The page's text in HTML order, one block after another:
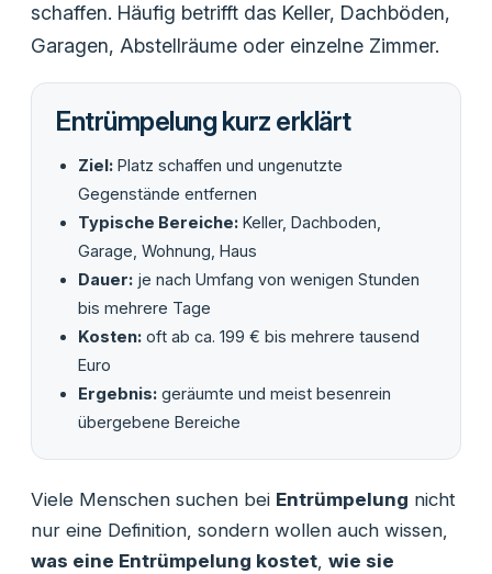
schaffen. Häufig betrifft das Keller, Dachböden,
Garagen, Abstellräume oder einzelne Zimmer.
Entrümpelung kurz erklärt
Ziel: Platz schaffen und ungenutzte
Gegenstände entfernen
Typische Bereiche: Keller, Dachboden,
Garage, Wohnung, Haus
Dauer: je nach Umfang von wenigen Stunden
bis mehrere Tage
Kosten: oft ab ca. 199 € bis mehrere tausend
Euro
Ergebnis: geräumte und meist besenrein
übergebene Bereiche
Viele Menschen suchen bei Entrümpelung nicht
nur eine Definition, sondern wollen auch wissen,
was eine Entrümpelung kostet, wie sie